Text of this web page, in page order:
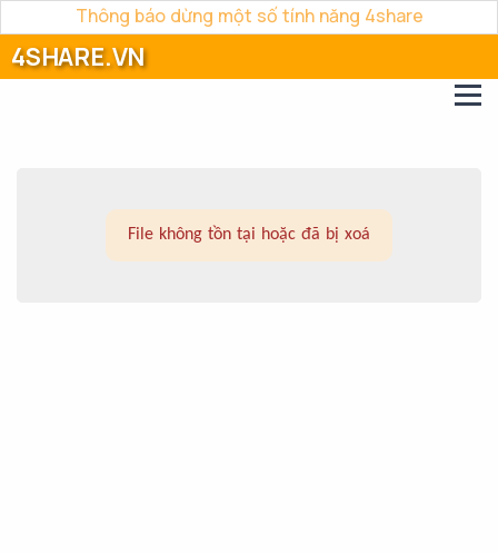
Thông báo dừng một số tính năng 4share
4SHARE.VN
File không tồn tại hoặc đã bị xoá